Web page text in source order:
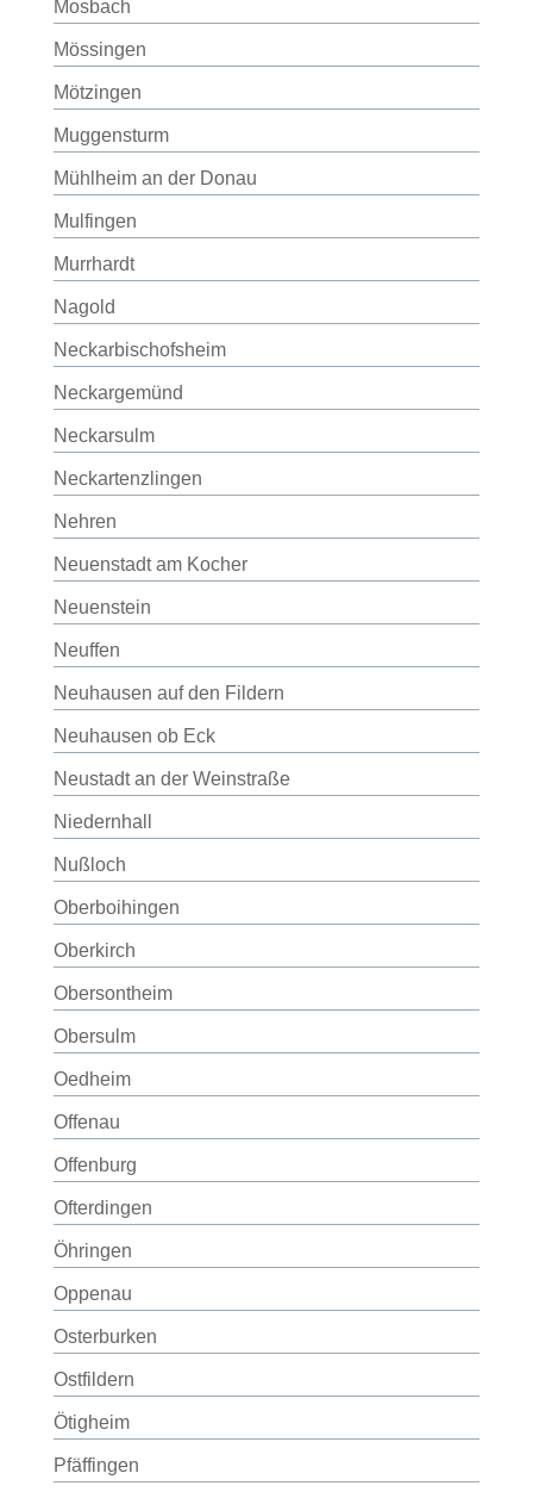
Mosbach
Mössingen
Mötzingen
Muggensturm
Mühlheim an der Donau
Mulfingen
Murrhardt
Nagold
Neckarbischofsheim
Neckargemünd
Neckarsulm
Neckartenzlingen
Nehren
Neuenstadt am Kocher
Neuenstein
Neuffen
Neuhausen auf den Fildern
Neuhausen ob Eck
Neustadt an der Weinstraße
Niedernhall
Nußloch
Oberboihingen
Oberkirch
Obersontheim
Obersulm
Oedheim
Offenau
Offenburg
Ofterdingen
Öhringen
Oppenau
Osterburken
Ostfildern
Ötigheim
Pfäffingen